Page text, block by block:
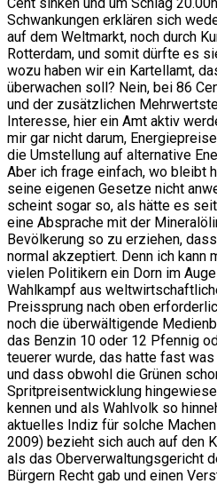
Schwankungen erklären sich
auf dem Weltmarkt, noch durch
Rotterdam, und somit dürfte es
wozu haben wir ein Kartellamt,
überwachen soll? Nein, bei 86
und der zusätzlichen
Interesse, hier ein Amt aktiv
mir gar nicht darum,
die Umstellung auf alternative
Aber ich frage einfach, wo bleibt
seine eigenen Gesetze nicht
scheint sogar so, als hätte es
eine Absprache mit der
Bevölkerung so zu erziehen,
normal akzeptiert. Denn ich kann
vielen Politikern ein Dorn im
Wahlkampf aus
Preissprung nach oben
noch die überwältigende
das Benzin 10 oder 12 Pfennig
teuerer wurde, das hatte fast
und dass obwohl die Grünen
Spritpreisentwicklung
kennen und als Wahlvolk so
aktuelles Indiz für solche
2009) bezieht sich auch auf den
als das Oberverwaltungsgericht
Bürgern Recht gab und einen